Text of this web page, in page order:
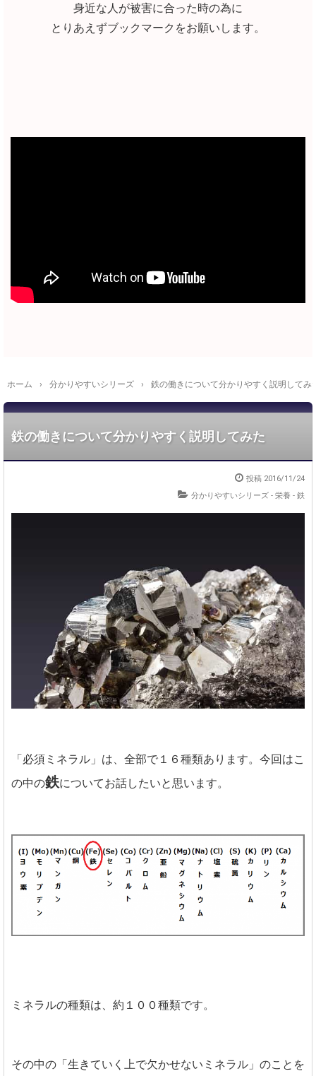
身近な人が被害に合った時の為に
とりあえずブックマークをお願いします。
ホーム › 分かりやすいシリーズ › 鉄の働きについて分かりやすく説明してみ
鉄の働きについて分かりやすく説明してみた
投稿 2016/11/24
分かりやすいシリーズ - 栄養 - 鉄
「必須ミネラル」は、全部で１６種類あります。今回はこ
の中の鉄についてお話したいと思います。
ミネラルの種類は、約１００種類です。
その中の「生きていく上で欠かせないミネラル」のことを